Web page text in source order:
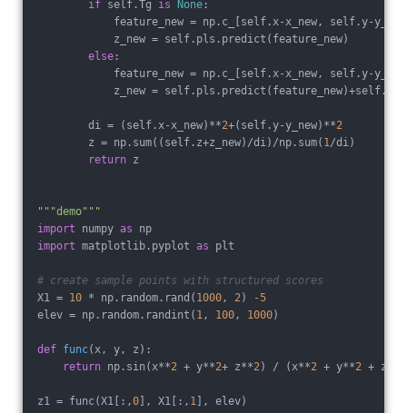
if self.Tg is None :
feature_new = np.c_[self.x-x_new, self.y-y_new,
z_new = self.pls.predict(feature_new)
else :
feature_new = np.c_[self.x-x_new, self.y-
z_new =
di = (self.x-x_new)**2+(self.y-y_new)**2
z = np.sum((self.z+z_new)/di)/np.sum( 1/di)
return z
"""demo"""
import numpy as np
import matplotlib.pyplot as plt
# create sample points with structured scores
X1 = 10 * np.random.rand( 1000, 2)
-5
elev = np.random.randint( 1, 100, 1000)
def func(x, y, z) :
return np.sin(x**2 + y**2+ z**2) / (x**2 + y**2 + z**
z1 = func(X1[:,0], X1[:, 1], elev)